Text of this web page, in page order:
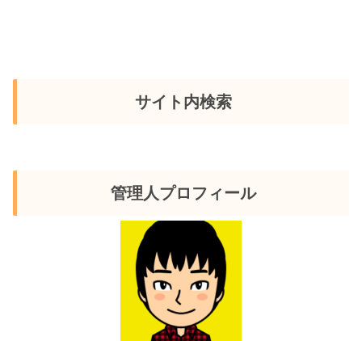
サイト内検索
管理人プロフィール